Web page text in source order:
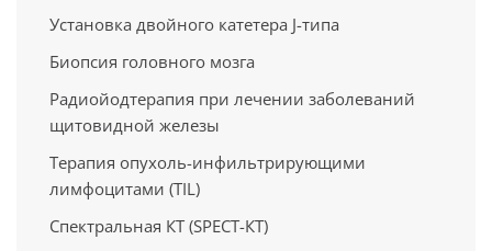
Установка двойного катетера J-типа
Биопсия головного мозга
Радиойодтерапия при лечении заболеваний
щитовидной железы
Терапия опухоль-инфильтрирующими
лимфоцитами (TIL)
Спектральная КТ (SPECT-КТ)